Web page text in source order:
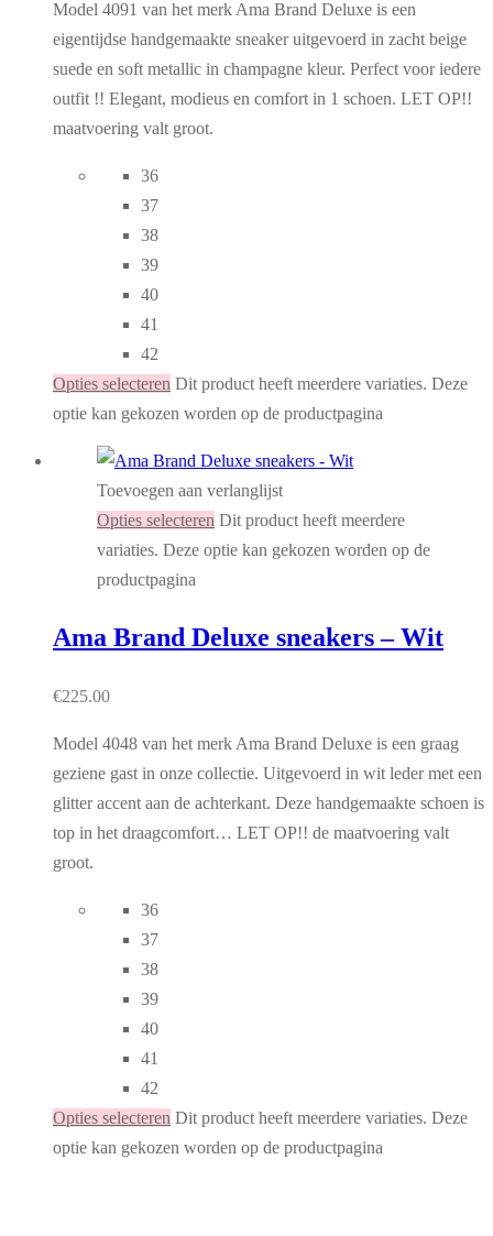
Model 4091 van het merk Ama Brand Deluxe is een
eigentijdse handgemaakte sneaker uitgevoerd in zacht beige
suede en soft metallic in champagne kleur. Perfect voor iedere
outfit !! Elegant, modieus en comfort in 1 schoen. LET OP!!
maatvoering valt groot.
36
37
38
39
40
41
42
Opties selecteren Dit product heeft meerdere variaties. Deze
optie kan gekozen worden op de productpagina
Toevoegen aan verlanglijst
Opties selecteren Dit product heeft meerdere
variaties. Deze optie kan gekozen worden op de
productpagina
Ama Brand Deluxe sneakers – Wit
€225.00
Model 4048 van het merk Ama Brand Deluxe is een graag
geziene gast in onze collectie. Uitgevoerd in wit leder met een
glitter accent aan de achterkant. Deze handgemaakte schoen is
top in het draagcomfort… LET OP!! de maatvoering valt
groot.
36
37
38
39
40
41
42
Opties selecteren Dit product heeft meerdere variaties. Deze
optie kan gekozen worden op de productpagina